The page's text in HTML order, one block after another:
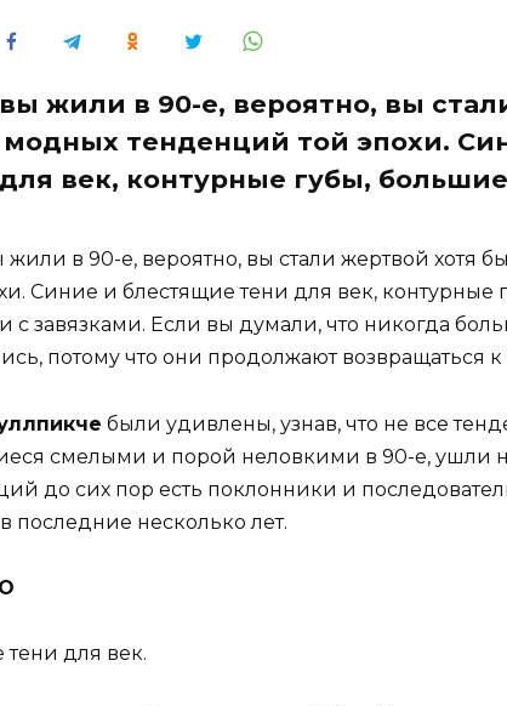
жили в 90-е, вероятно, вы
тенденций той эпохи.
век, контурные губы,
жили в 90-е, вероятно, вы стали жертвой хотя
Синие и блестящие тени для век, контурные
с завязками. Если вы думали, что никогда
потому что они продолжают возвращаться
были удивлены, узнав, что не все
смелыми и порой неловкими в 90-е, ушли
до сих пор есть поклонники и
последние несколько лет.
тени для век.